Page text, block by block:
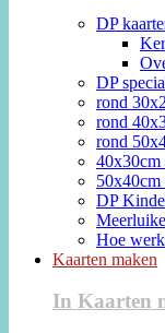
DP
DP
rond
rond
rond
40x30cm
DP
Hoe
Kaarten maken
In Kaarten